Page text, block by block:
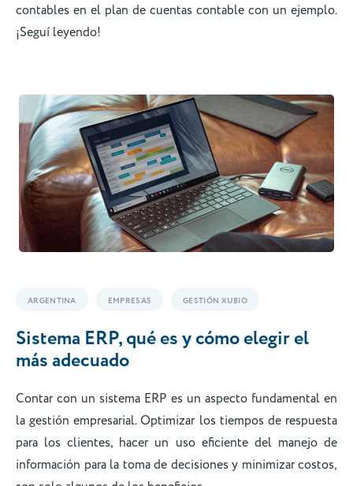
contables en el plan de cuentas contable con un ejemplo.
¡Seguí leyendo!
ARGENTINA EMPRESAS GESTIÓN XUBIO
Sistema ERP, qué es y cómo elegir el
más adecuado
Contar con un sistema ERP es un aspecto fundamental en
la gestión empresarial. Optimizar los tiempos de respuesta
para los clientes, hacer un uso eficiente del manejo de
información para la toma de decisiones y minimizar costos,